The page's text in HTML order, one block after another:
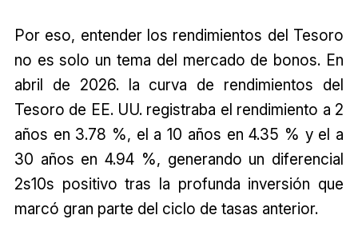
Por eso, entender los rendimientos del Tesoro
no es solo un tema del mercado de bonos. En
abril de 2026. la curva de rendimientos del
Tesoro de EE. UU. registraba el rendimiento a 2
años en 3.78 %, el a 10 años en 4.35 % y el a
30 años en 4.94 %, generando un diferencial
2s10s positivo tras la profunda inversión que
marcó gran parte del ciclo de tasas anterior.